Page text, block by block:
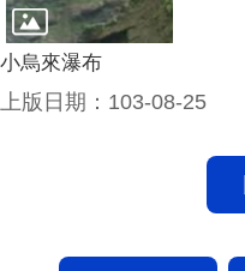
小烏來瀑布
上版日期：103-08-25